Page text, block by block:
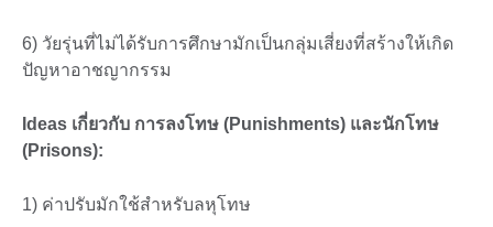
6) วัยรุ่นที่ไม่ได้รับการศึกษามักเป็นกลุ่มเสี่ยงที่สร้างให้เกิด
ปัญหาอาชญากรรม
Ideas เกี่ยวกับ การลงโทษ (Punishments) และนักโทษ
(Prisons):
1) ค่าปรับมักใช้สำหรับลหุโทษ